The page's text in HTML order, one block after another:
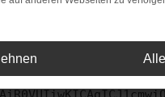
das Problem zu